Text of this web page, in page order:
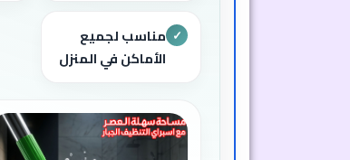
✓ مناسب لجميع
الأماكن في المنزل